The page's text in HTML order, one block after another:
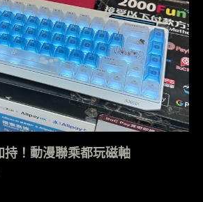
持！動漫聯乘都玩磁軸